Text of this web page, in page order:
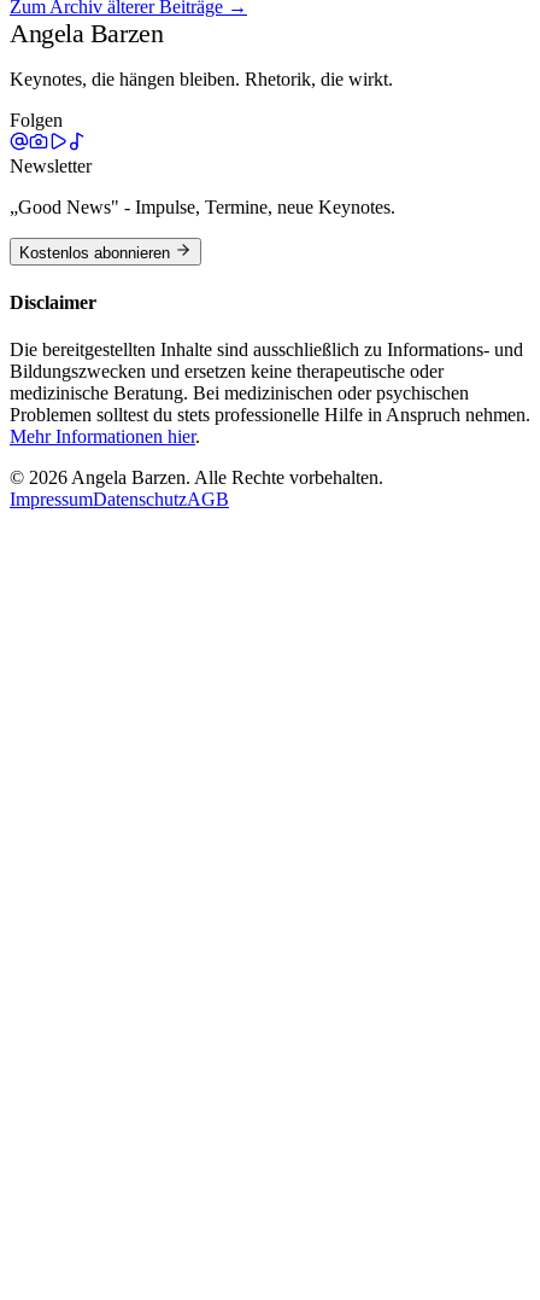
Weiterlesen →
Zum Archiv älterer Beiträge →
Angela Barzen
Keynotes, die hängen bleiben. Rhetorik, die wirkt.
Folgen
Newsletter
„Good News" - Impulse, Termine, neue Keynotes.
Kostenlos abonnieren
Disclaimer
Die bereitgestellten Inhalte sind ausschließlich zu Informations- und
Bildungszwecken und ersetzen keine therapeutische oder
medizinische Beratung. Bei medizinischen oder psychischen
Problemen solltest du stets professionelle Hilfe in Anspruch nehmen.
Mehr Informationen hier.
© 2026 Angela Barzen. Alle Rechte vorbehalten.
ImpressumDatenschutzAGB